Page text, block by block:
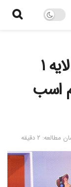
رائول پال: این آلت کوین لایه ۱
اسب
مطالعه: ۲ دقیقه